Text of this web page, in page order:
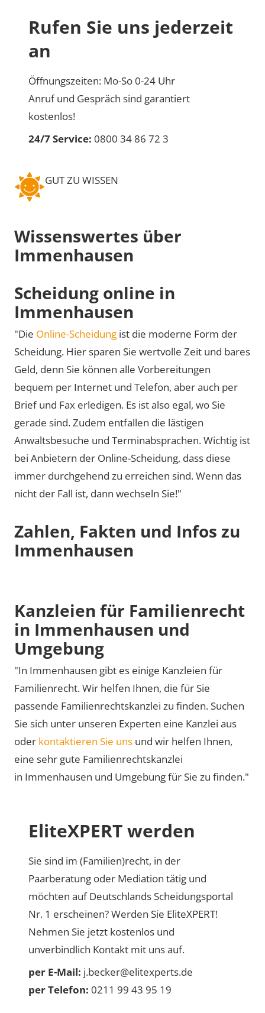
Rufen Sie uns jederzeit
an
Öffnungszeiten: Mo-So 0-24 Uhr
Anruf und Gespräch sind garantiert
kostenlos!
24/7 Service: 0800 34 86 72 3
GUT ZU WISSEN
Wissenswertes über
Immenhausen
Scheidung online in
Immenhausen
"Die Online-Scheidung ist die moderne Form der
Scheidung. Hier sparen Sie wertvolle Zeit und bares
Geld, denn Sie können alle Vorbereitungen
bequem per Internet und Telefon, aber auch per
Brief und Fax erledigen. Es ist also egal, wo Sie
gerade sind. Zudem entfallen die lästigen
Anwaltsbesuche und Terminabsprachen. Wichtig ist
bei Anbietern der Online-Scheidung, dass diese
immer durchgehend zu erreichen sind. Wenn das
nicht der Fall ist, dann wechseln Sie!"
Zahlen, Fakten und Infos zu
Immenhausen
Kanzleien für Familienrecht
in Immenhausen und
Umgebung
"In Immenhausen gibt es einige Kanzleien für
Familienrecht. Wir helfen Ihnen, die für Sie
passende Familienrechtskanzlei zu finden. Suchen
Sie sich unter unseren Experten eine Kanzlei aus
oder kontaktieren Sie uns und wir helfen Ihnen,
eine sehr gute Familienrechtskanzlei
in Immenhausen und Umgebung für Sie zu finden."
EliteXPERT werden
Sie sind im (Familien)recht, in der
Paarberatung oder Mediation tätig und
möchten auf Deutschlands Scheidungsportal
Nr. 1 erscheinen? Werden Sie EliteXPERT!
Nehmen Sie jetzt kostenlos und
unverbindlich Kontakt mit uns auf.
per E-Mail: j.becker@elitexperts.de
per Telefon: 0211 99 43 95 19